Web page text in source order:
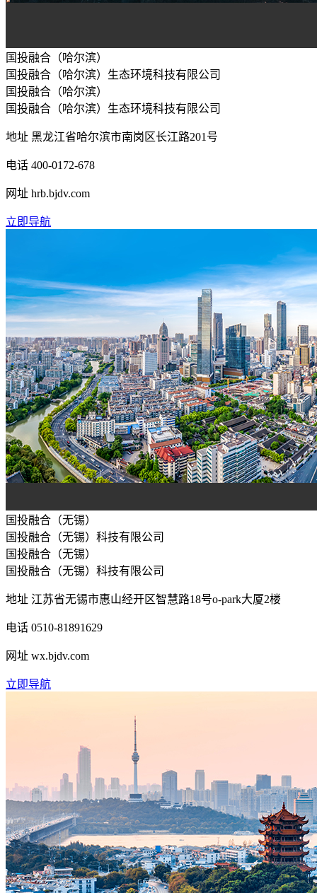
国投融合（哈尔滨）
国投融合（哈尔滨）生态环境科技有限公司
国投融合（哈尔滨）
国投融合（哈尔滨）生态环境科技有限公司
地址 黑龙江省哈尔滨市南岗区长江路201号
电话 400-0172-678
网址 hrb.bjdv.com
立即导航
国投融合（无锡）
国投融合（无锡）科技有限公司
国投融合（无锡）
国投融合（无锡）科技有限公司
地址 江苏省无锡市惠山经开区智慧路18号o-park大厦2楼
电话 0510-81891629
网址 wx.bjdv.com
立即导航